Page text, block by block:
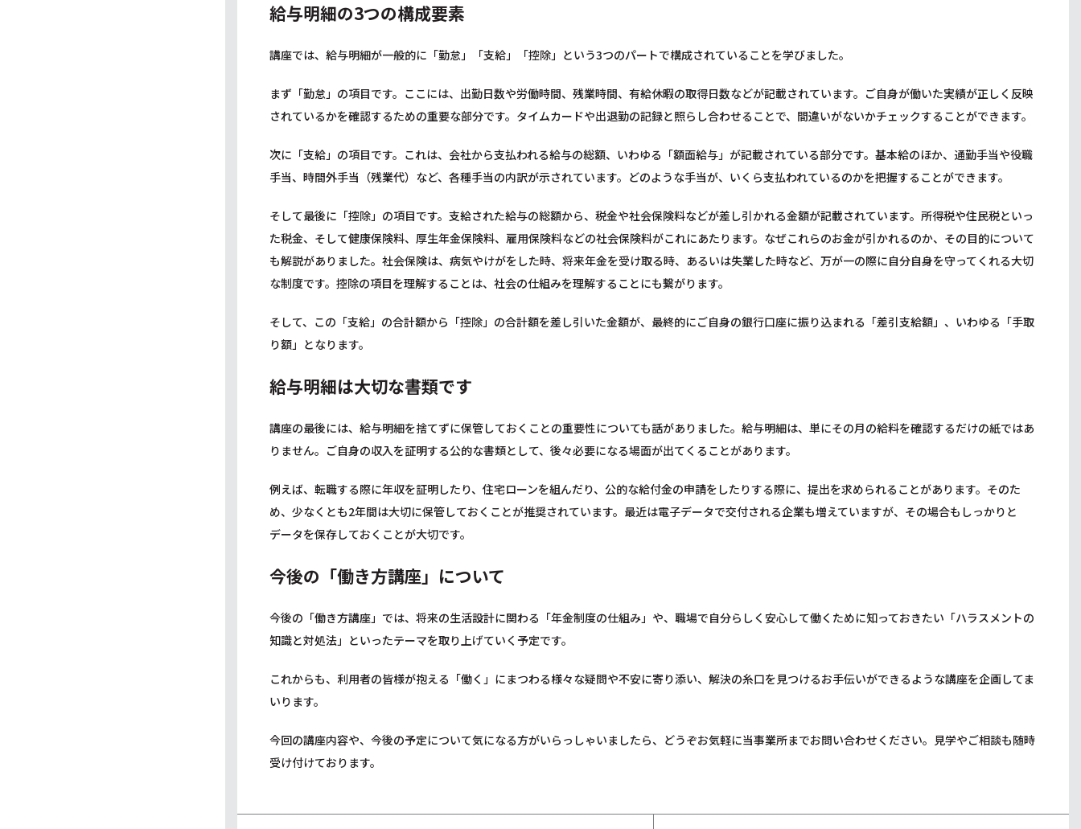
給与明細の3つの構成要素
講座では、給与明細が一般的に「勤怠」「支給」「控除」という3つのパートで構成されていることを学びました。
まず「勤怠」の項目です。ここには、出勤日数や労働時間、残業時間、有給休暇の取得日数などが記載されています。ご自身が働いた実績が正しく反映
されているかを確認するための重要な部分です。タイムカードや出退勤の記録と照らし合わせることで、間違いがないかチェックすることができます。
次に「支給」の項目です。これは、会社から支払われる給与の総額、いわゆる「額面給与」が記載されている部分です。基本給のほか、通勤手当や役職
手当、時間外手当（残業代）など、各種手当の内訳が示されています。どのような手当が、いくら支払われているのかを把握することができます。
そして最後に「控除」の項目です。支給された給与の総額から、税金や社会保険料などが差し引かれる金額が記載されています。所得税や住民税といっ
た税金、そして健康保険料、厚生年金保険料、雇用保険料などの社会保険料がこれにあたります。なぜこれらのお金が引かれるのか、その目的について
も解説がありました。社会保険は、病気やけがをした時、将来年金を受け取る時、あるいは失業した時など、万が一の際に自分自身を守ってくれる大切
な制度です。控除の項目を理解することは、社会の仕組みを理解することにも繋がります。
そして、この「支給」の合計額から「控除」の合計額を差し引いた金額が、最終的にご自身の銀行口座に振り込まれる「差引支給額」、いわゆる「手取
り額」となります。
給与明細は大切な書類です
講座の最後には、給与明細を捨てずに保管しておくことの重要性についても話がありました。給与明細は、単にその月の給料を確認するだけの紙ではあ
りません。ご自身の収入を証明する公的な書類として、後々必要になる場面が出てくることがあります。
例えば、転職する際に年収を証明したり、住宅ローンを組んだり、公的な給付金の申請をしたりする際に、提出を求められることがあります。そのた
め、少なくとも2年間は大切に保管しておくことが推奨されています。最近は電子データで交付される企業も増えていますが、その場合もしっかりと
データを保存しておくことが大切です。
今後の「働き方講座」について
今後の「働き方講座」では、将来の生活設計に関わる「年金制度の仕組み」や、職場で自分らしく安心して働くために知っておきたい「ハラスメントの
知識と対処法」といったテーマを取り上げていく予定です。
これからも、利用者の皆様が抱える「働く」にまつわる様々な疑問や不安に寄り添い、解決の糸口を見つけるお手伝いができるような講座を企画してま
いります。
今回の講座内容や、今後の予定について気になる方がいらっしゃいましたら、どうぞお気軽に当事業所までお問い合わせください。見学やご相談も随時
受け付けております。